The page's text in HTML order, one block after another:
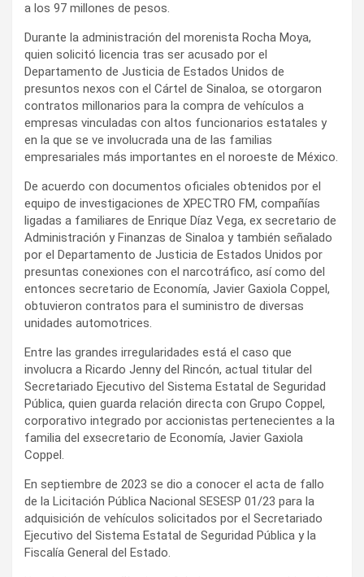
a los 97 millones de pesos.
Durante la administración del morenista Rocha Moya,
quien solicitó licencia tras ser acusado por el
Departamento de Justicia de Estados Unidos de
presuntos nexos con el Cártel de Sinaloa, se otorgaron
contratos millonarios para la compra de vehículos a
empresas vinculadas con altos funcionarios estatales y
en la que se ve involucrada una de las familias
empresariales más importantes en el noroeste de México.
De acuerdo con documentos oficiales obtenidos por el
equipo de investigaciones de XPECTRO FM, compañías
ligadas a familiares de Enrique Díaz Vega, ex secretario de
Administración y Finanzas de Sinaloa y también señalado
por el Departamento de Justicia de Estados Unidos por
presuntas conexiones con el narcotráfico, así como del
entonces secretario de Economía, Javier Gaxiola Coppel,
obtuvieron contratos para el suministro de diversas
unidades automotrices.
Entre las grandes irregularidades está el caso que
involucra a Ricardo Jenny del Rincón, actual titular del
Secretariado Ejecutivo del Sistema Estatal de Seguridad
Pública, quien guarda relación directa con Grupo Coppel,
corporativo integrado por accionistas pertenecientes a la
familia del exsecretario de Economía, Javier Gaxiola
Coppel.
En septiembre de 2023 se dio a conocer el acta de fallo
de la Licitación Pública Nacional SESESP 01/23 para la
adquisición de vehículos solicitados por el Secretariado
Ejecutivo del Sistema Estatal de Seguridad Pública y la
Fiscalía General del Estado.